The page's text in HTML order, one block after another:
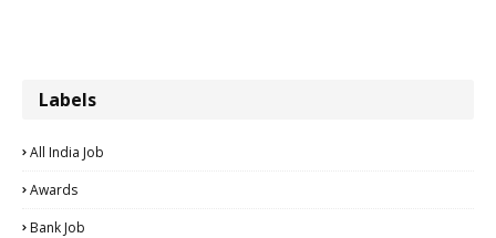
Labels
All India Job
Awards
Bank Job